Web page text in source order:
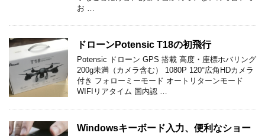
お …
ドローンPotensic T18の初飛行
Potensic ドローン GPS 搭載 高度・座標ホバリング
200g未満（カメラ含む） 1080P 120°広角HDカメラ
付き フォローミーモード オートリターンモード
WIFIリアタイム 国内認 …
Windowsキーボード入力、便利なショー